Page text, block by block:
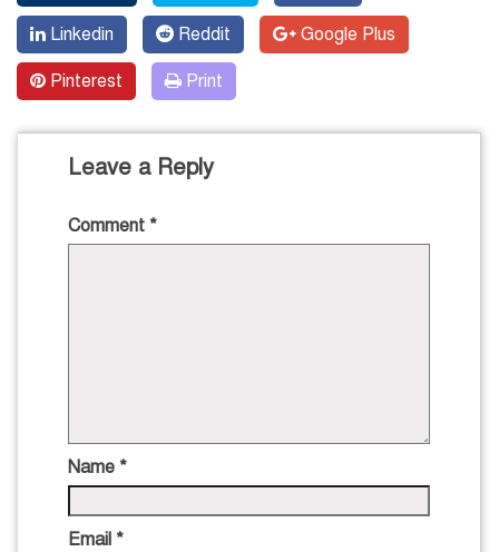
Linkedin Reddit Google Plus
Pinterest Print
Leave a Reply
Comment *
Name *
Email *